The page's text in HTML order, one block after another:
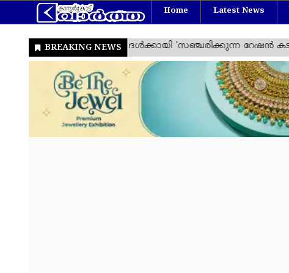
Home Latest News